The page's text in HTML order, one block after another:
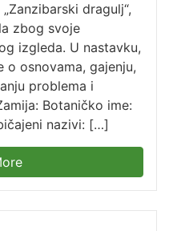
dragulj“,
zbog svoje
izgleda. U nastavku,
o osnovama, gajenju,
problema i
Botaničko ime:
nazivi: […]